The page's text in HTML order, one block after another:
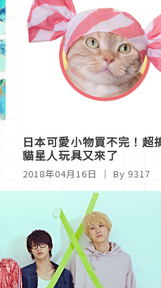
日本可愛小物買不完！超
貓星人玩具又來了
2018年04月16日 ｜ By 9317